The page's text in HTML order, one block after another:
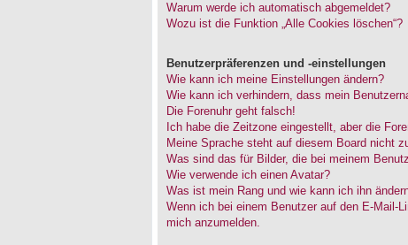
Warum werde ich automatisch abgemeldet?
Wozu ist die Funktion „Alle Cookies löschen“?
Benutzerpräferenzen und -einstellungen
Wie kann ich meine Einstellungen ändern?
Wie kann ich verhindern, dass mein
Die Forenuhr geht falsch!
Ich habe die Zeitzone eingestellt, aber die
Meine Sprache steht auf diesem Board nicht
Was sind das für Bilder, die bei meinem
Wie verwende ich einen Avatar?
Was ist mein Rang und wie kann ich ihn
Wenn ich bei einem Benutzer auf den E-Mail-
mich anzumelden.